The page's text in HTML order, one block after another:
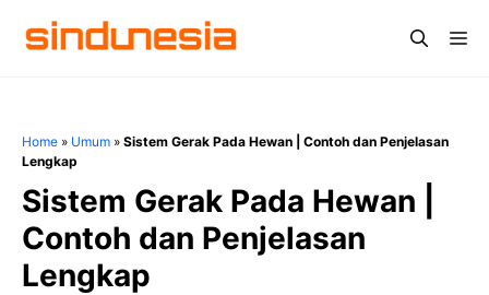
Home » Umum » Sistem Gerak Pada Hewan | Contoh dan Penjelasan
Lengkap
Sistem Gerak Pada Hewan |
Contoh dan Penjelasan
Lengkap